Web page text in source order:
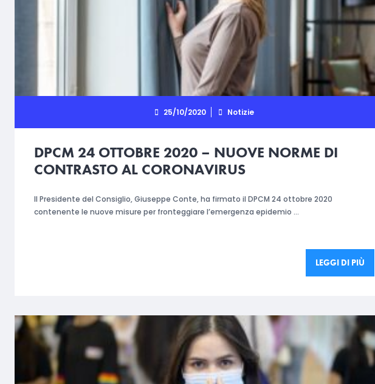
25/10/2020 Notizie
DPCM 24 OTTOBRE 2020 – NUOVE NORME DI
CONTRASTO AL CORONAVIRUS
Il Presidente del Consiglio, Giuseppe Conte, ha firmato il DPCM 24 ottobre 2020
contenente le nuove misure per fronteggiare l’emergenza epidemio …
LEGGI DI PIÙ